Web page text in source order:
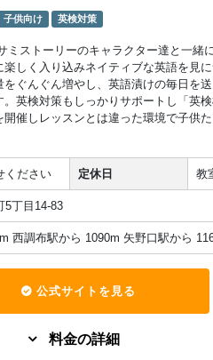
子供向け 英検対策
ストーリーのキャラクター達と一緒
しく入り込みネイティブな英語を見
ぐんぐん増やし、英語漬けの毎日を
英検対策もしっかりサポートし「英
催しレッスンとは違った環境で子供
ください 定休日 教
5丁目14-83
西調布駅から 1090m 矢野口駅から
公式サイトを見る
料金の詳細